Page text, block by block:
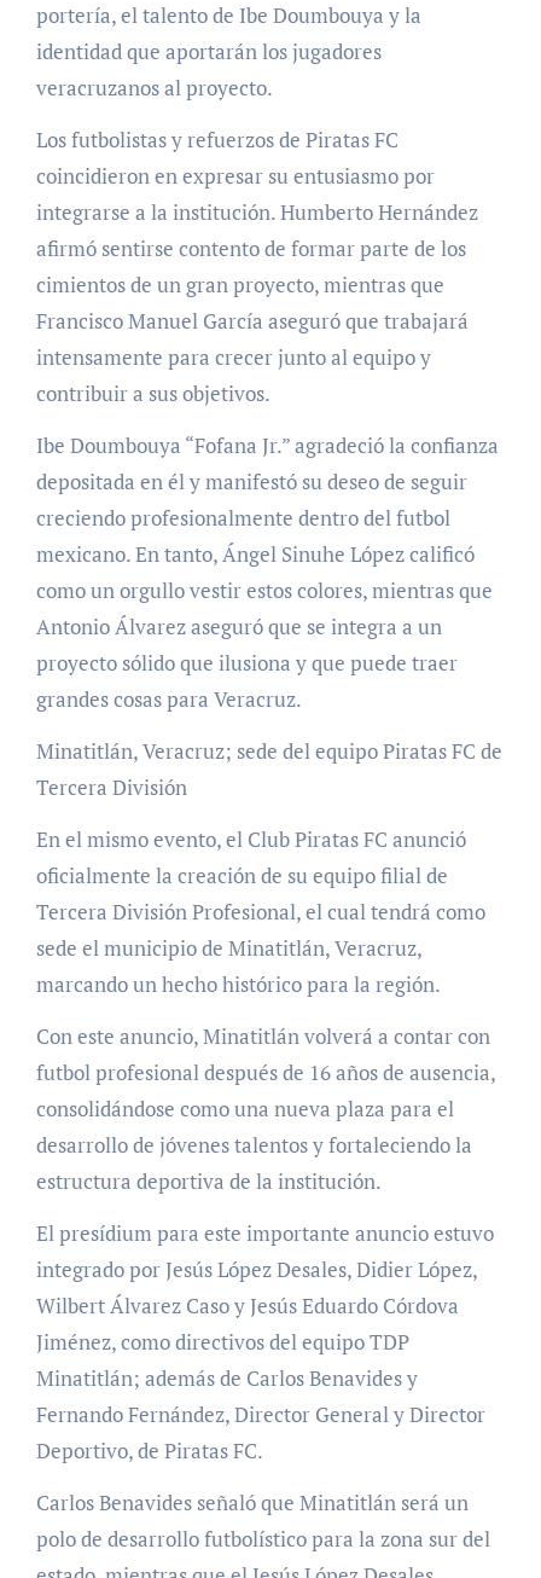
portería, el talento de Ibe Doumbouya y la
identidad que aportarán los jugadores
veracruzanos al proyecto.
Los futbolistas y refuerzos de Piratas FC
coincidieron en expresar su entusiasmo por
integrarse a la institución. Humberto Hernández
afirmó sentirse contento de formar parte de los
cimientos de un gran proyecto, mientras que
Francisco Manuel García aseguró que trabajará
intensamente para crecer junto al equipo y
contribuir a sus objetivos.
Ibe Doumbouya “Fofana Jr.” agradeció la confianza
depositada en él y manifestó su deseo de seguir
creciendo profesionalmente dentro del futbol
mexicano. En tanto, Ángel Sinuhe López calificó
como un orgullo vestir estos colores, mientras que
Antonio Álvarez aseguró que se integra a un
proyecto sólido que ilusiona y que puede traer
grandes cosas para Veracruz.
Minatitlán, Veracruz; sede del equipo Piratas FC de
Tercera División
En el mismo evento, el Club Piratas FC anunció
oficialmente la creación de su equipo filial de
Tercera División Profesional, el cual tendrá como
sede el municipio de Minatitlán, Veracruz,
marcando un hecho histórico para la región.
Con este anuncio, Minatitlán volverá a contar con
futbol profesional después de 16 años de ausencia,
consolidándose como una nueva plaza para el
desarrollo de jóvenes talentos y fortaleciendo la
estructura deportiva de la institución.
El presídium para este importante anuncio estuvo
integrado por Jesús López Desales, Didier López,
Wilbert Álvarez Caso y Jesús Eduardo Córdova
Jiménez, como directivos del equipo TDP
Minatitlán; además de Carlos Benavides y
Fernando Fernández, Director General y Director
Deportivo, de Piratas FC.
Carlos Benavides señaló que Minatitlán será un
polo de desarrollo futbolístico para la zona sur del